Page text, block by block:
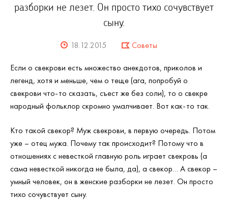
разборки не лезет. Он просто тихо сочувствует
сыну.
18.12.2015 Советы
Если о свекрови есть множество анекдотов, приколов и
легенд, хотя и меньше, чем о теще (ага, попробуй о
свекрови что-то сказать, съест же без соли), то о свекре
народный фольклор скромно умалчивает. Вот как-то так.
Кто такой свекор? Муж свекрови, в первую очередь. Потом
уже – отец мужа. Почему так происходит? Потому что в
отношениях с невесткой главную роль играет свекровь (а
сама невесткой никогда не была, да), а свекор… А свекор –
умный человек, он в женские разборки не лезет. Он просто
тихо сочувствует сыну.